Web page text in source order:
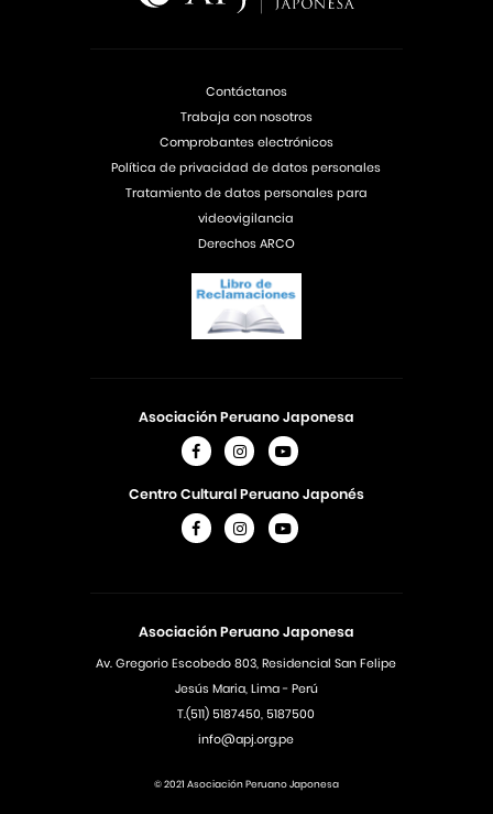
Asociación Peruano Japonesa
Av. Gregorio Escobedo 803, Residencial San Felipe
Jesús Maria, Lima - Perú
T.(511) 5187450, 5187500
info@apj.org.pe
Asociación Peruano Japonesa
Centro Cultural Peruano Japonés
Contáctanos
Trabaja con nosotros
Comprobantes electrónicos
Política de privacidad de datos personales
Tratamiento de datos personales para
videovigilancia
Derechos ARCO
© 2021 Asociación Peruano Japonesa